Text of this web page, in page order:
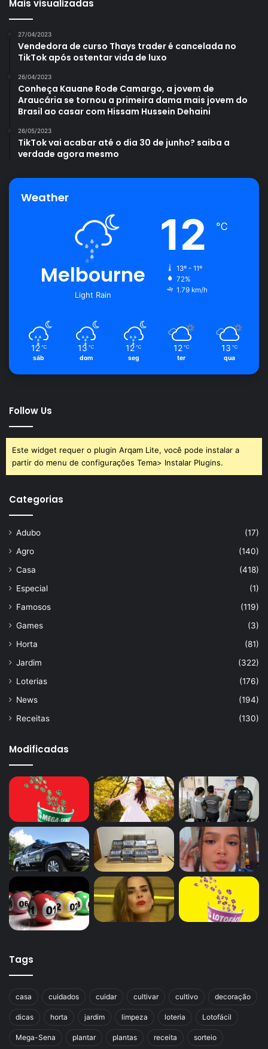
Mais visualizadas
27/04/2023
Vendedora de curso Thays trader é cancelada no
TikTok após ostentar vida de luxo
26/04/2023
Conheça Kauane Rode Camargo, a jovem de
Araucária se tornou a primeira dama mais jovem do
Brasil ao casar com Hissam Hussein Dehaini
26/05/2023
TikTok vai acabar até o dia 30 de junho? saiba a
verdade agora mesmo
Weather
Melbourne
Light Rain
12 ℃
13º - 11º
72%
1.79 km/h
12 ℃
sáb
13 ℃
dom
12 ℃
seg
12 ℃
ter
13 ℃
qua
Follow Us
Este widget requer o plugin Arqam Lite, você pode instalar a
partir do menu de configurações Tema> Instalar Plugins.
Categorias
Adubo
(17)
Agro
(140)
Casa
(418)
Especial
(1)
Famosos
(119)
Games
(3)
Horta
(81)
Jardim
(322)
Loterias
(176)
News
(194)
Receitas
(130)
Modificadas
Tags
casa cuidados cuidar cultivar cultivo decoração
dicas horta jardim limpeza loteria Lotofácil
Mega-Sena plantar plantas receita sorteio